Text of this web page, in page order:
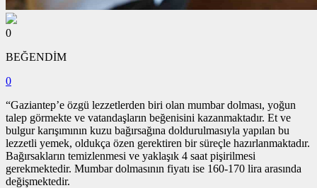
0
BEĞENDİM
0
“Gaziantep’e özgü lezzetlerden biri olan mumbar dolması, yoğun
talep görmekte ve vatandaşların beğenisini kazanmaktadır. Et ve
bulgur karışımının kuzu bağırsağına doldurulmasıyla yapılan bu
lezzetli yemek, oldukça özen gerektiren bir süreçle hazırlanmaktadır.
Bağırsakların temizlenmesi ve yaklaşık 4 saat pişirilmesi
gerekmektedir. Mumbar dolmasının fiyatı ise 160-170 lira arasında
değişmektedir.